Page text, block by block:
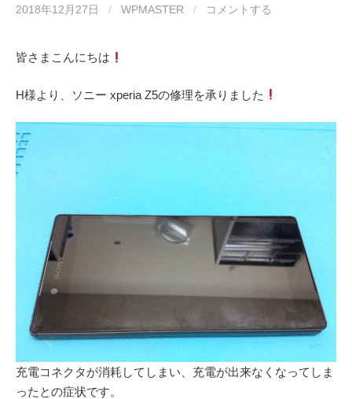
2018年12月27日 / WPMASTER / コメントする
皆さまこんにちは
H様より、ソニー xperia Z5の修理を承りました
充電コネクタが消耗してしまい、充電が出来なくなってしま
ったとの症状です。